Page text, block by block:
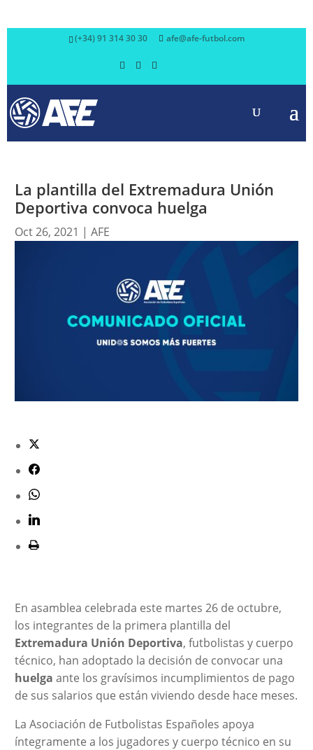
(+34) 91 314 30 30 afe@afe-futbol.com
La plantilla del Extremadura Unión
Deportiva convoca huelga
Oct 26, 2021 | AFE
En asamblea celebrada este martes 26 de octubre,
los integrantes de la primera plantilla del
Extremadura Unión Deportiva, futbolistas y cuerpo
técnico, han adoptado la decisión de convocar una
huelga ante los gravísimos incumplimientos de pago
de sus salarios que están viviendo desde hace meses.
La Asociación de Futbolistas Españoles apoya
íntegramente a los jugadores y cuerpo técnico en su